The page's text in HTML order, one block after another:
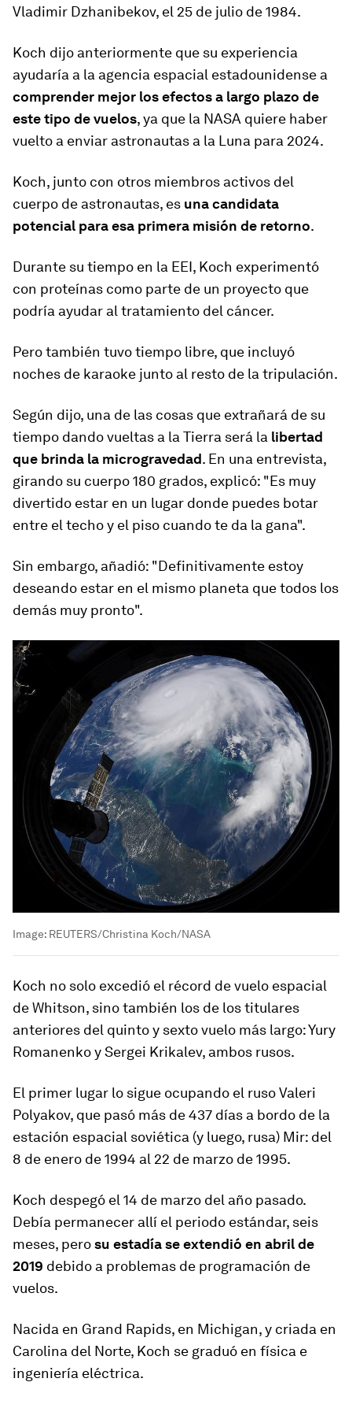
Vladimir Dzhanibekov, el 25 de julio de 1984.
Koch dijo anteriormente que su experiencia
ayudaría a la agencia espacial estadounidense a
comprender mejor los efectos a largo plazo de
este tipo de vuelos, ya que la NASA quiere haber
vuelto a enviar astronautas a la Luna para 2024.
Koch, junto con otros miembros activos del
cuerpo de astronautas, es una candidata
potencial para esa primera misión de retorno.
Durante su tiempo en la EEI, Koch experimentó
con proteínas como parte de un proyecto que
podría ayudar al tratamiento del cáncer.
Pero también tuvo tiempo libre, que incluyó
noches de karaoke junto al resto de la tripulación.
Según dijo, una de las cosas que extrañará de su
tiempo dando vueltas a la Tierra será la libertad
que brinda la microgravedad. En una entrevista,
girando su cuerpo 180 grados, explicó: "Es muy
divertido estar en un lugar donde puedes botar
entre el techo y el piso cuando te da la gana".
Sin embargo, añadió: "Definitivamente estoy
deseando estar en el mismo planeta que todos los
demás muy pronto".
Image: REUTERS/Christina Koch/NASA
Koch no solo excedió el récord de vuelo espacial
de Whitson, sino también los de los titulares
anteriores del quinto y sexto vuelo más largo: Yury
Romanenko y Sergei Krikalev, ambos rusos.
El primer lugar lo sigue ocupando el ruso Valeri
Polyakov, que pasó más de 437 días a bordo de la
estación espacial soviética (y luego, rusa) Mir: del
8 de enero de 1994 al 22 de marzo de 1995.
Koch despegó el 14 de marzo del año pasado.
Debía permanecer allí el periodo estándar, seis
meses, perosu estadía se extendió en abril de
2019 debido a problemas de programación de
vuelos.
Nacida en Grand Rapids, en Michigan, y criada en
Carolina del Norte, Koch se graduó en física e
ingeniería eléctrica.